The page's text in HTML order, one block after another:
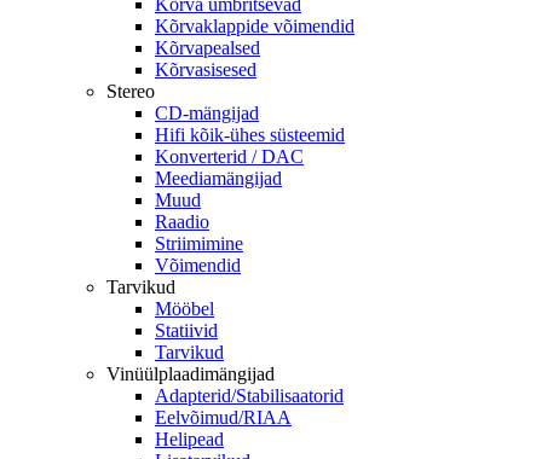
Kõrva ümbritsevad
Kõrvaklappide võimendid
Kõrvapealsed
Kõrvasisesed
Stereo
CD-mängijad
Hifi kõik-ühes süsteemid
Konverterid / DAC
Meediamängijad
Muud
Raadio
Striimimine
Võimendid
Tarvikud
Mööbel
Statiivid
Tarvikud
Vinüülplaadimängijad
Adapterid/Stabilisaatorid
Eelvõimud/RIAA
Helipead